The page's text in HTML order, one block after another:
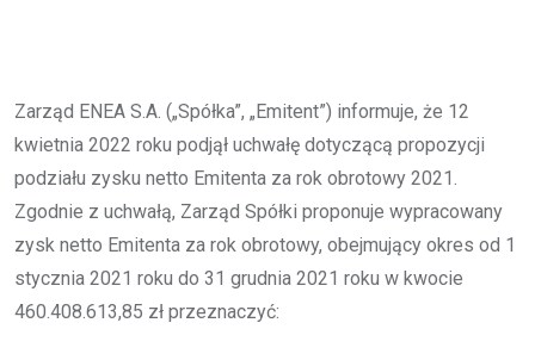
Zarząd ENEA S.A. („Spółka”, „Emitent”) informuje, że 12
kwietnia 2022 roku podjął uchwałę dotyczącą propozycji
podziału zysku netto Emitenta za rok obrotowy 2021.
Zgodnie z uchwałą, Zarząd Spółki proponuje wypracowany
zysk netto Emitenta za rok obrotowy, obejmujący okres od 1
stycznia 2021 roku do 31 grudnia 2021 roku w kwocie
460.408.613,85 zł przeznaczyć: